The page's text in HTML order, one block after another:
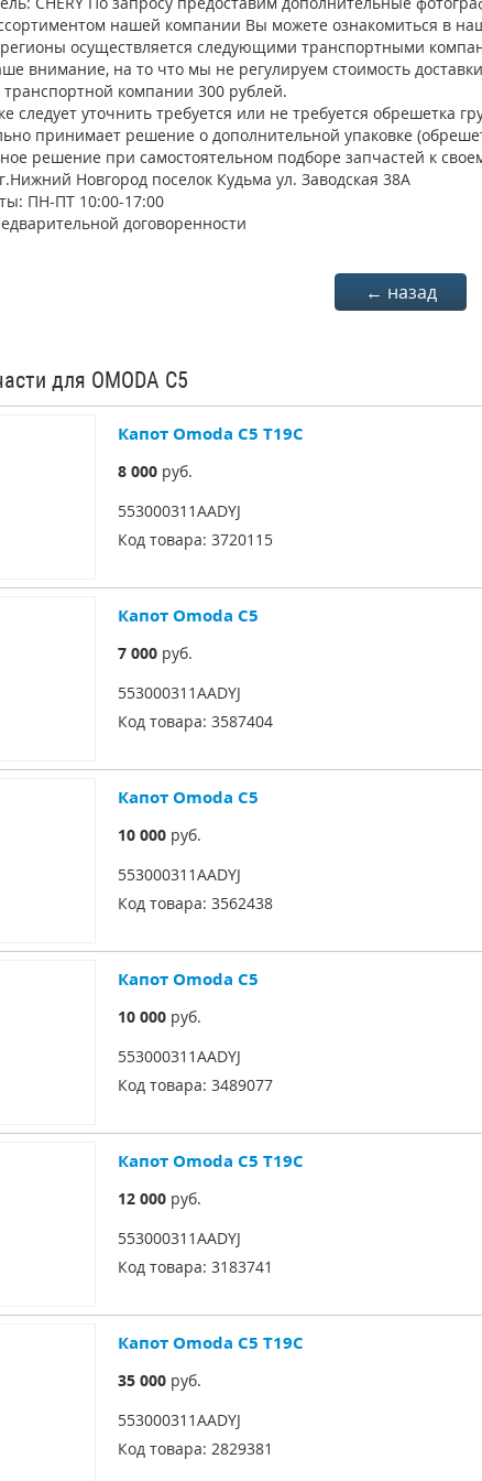
нашей компании Вы можете ознакомиться в
осуществляется следующими транспортными
внимание, на то что мы не регулируем стоимость
транспортной компании 300 рублей.
следует уточнить требуется или не требуется обрешетка
принимает решение о дополнительной упаковке
решение при самостоятельном подборе запчастей к
Новгород поселок Кудьма ул. Заводская 38А
ПН-ПТ 10:00-17:00
договоренности
← назад
для OMODA C5
Капот Omoda C5 T19C
8 000руб.
553000311AADYJ
Код товара: 3720115
Капот Omoda C5
7 000руб.
553000311AADYJ
Код товара: 3587404
Капот Omoda C5
10 000руб.
553000311AADYJ
Код товара: 3562438
Капот Omoda C5
10 000руб.
553000311AADYJ
Код товара: 3489077
Капот Omoda C5 T19C
12 000руб.
553000311AADYJ
Код товара: 3183741
Капот Omoda C5 T19C
35 000руб.
553000311AADYJ
Код товара: 2829381